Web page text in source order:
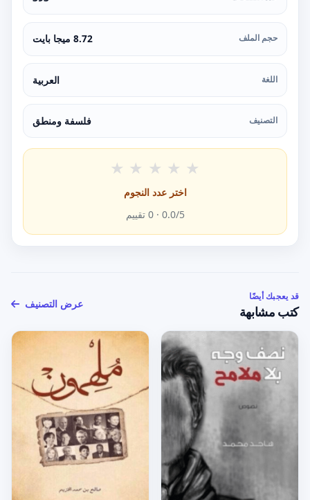
حجم الملف 8.72 ميجا بايت
اللغة العربية
التصنيف فلسفة ومنطق
★ ★ ★ ★ ★
اختر عدد النجوم
0.0/5 ·
0 تقييم
قد يعجبك أيضًا
كتب مشابهة
عرض التصنيف